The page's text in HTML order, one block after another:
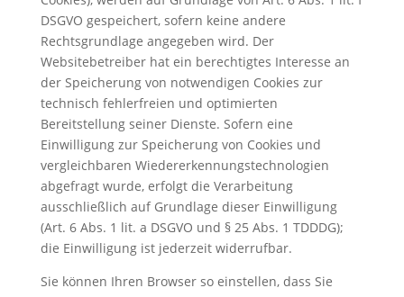
DSGVO gespeichert, sofern keine andere
Rechtsgrundlage angegeben wird. Der
Websitebetreiber hat ein berechtigtes Interesse an
der Speicherung von notwendigen Cookies zur
technisch fehlerfreien und optimierten
Bereitstellung seiner Dienste. Sofern eine
Einwilligung zur Speicherung von Cookies und
vergleichbaren Wiedererkennungstechnologien
abgefragt wurde, erfolgt die Verarbeitung
ausschließlich auf Grundlage dieser Einwilligung
(Art. 6 Abs. 1 lit. a DSGVO und § 25 Abs. 1 TDDDG);
die Einwilligung ist jederzeit widerrufbar.
Sie können Ihren Browser so einstellen, dass Sie